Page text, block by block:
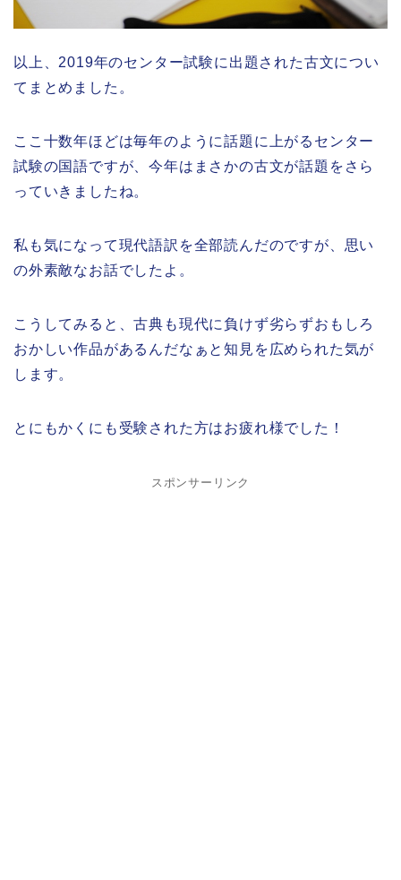
以上、2019年のセンター試験に出題された古文につい
てまとめました。
ここ十数年ほどは毎年のように話題に上がるセンター
試験の国語ですが、今年はまさかの古文が話題をさら
っていきましたね。
私も気になって現代語訳を全部読んだのですが、思い
の外素敵なお話でしたよ。
こうしてみると、古典も現代に負けず劣らずおもしろ
おかしい作品があるんだなぁと知見を広められた気が
します。
とにもかくにも受験された方はお疲れ様でした！
スポンサーリンク